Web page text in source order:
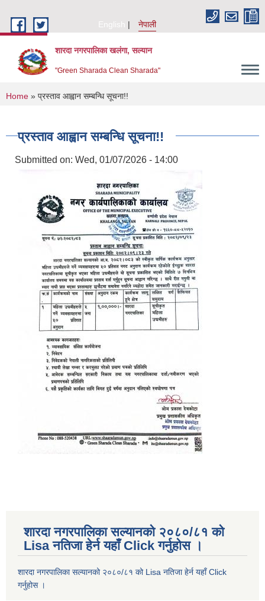
English
नेपाली
शारदा नगरपालिका खलंगा, सल्यान
"Green Sharada Clean Sharada"
You are here
Home » प्रस्ताव आह्वान सम्बन्धि सूचना!!
प्रस्ताव आह्वान सम्बन्धि सूचना!!
Submitted on: Wed, 01/07/2026 - 14:00
शारदा नगरपालिका सल्यानको २०८०/८१ को
Lisa नतिजा हेर्न यहाँ Click गर्नुहोस ।
शारदा नगरपालिका सल्यानको २०८०/८१ को Lisa नतिजा हेर्न यहाँ Click
गर्नुहोस ।